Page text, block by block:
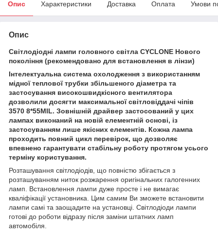
Опис Характеристики Доставка Оплата Умови
Опис
Світлодіодні лампи головного світла CYCLONE Нового
покоління (рекомендовано для встановлення в лінзи)
Інтелектуальна система охолодження з використанням
мідної теплової трубки збільшеного діаметра та
застосування високошвидкісного вентилятора
дозволили досягти максимальної світловіддачі чіпів
3570 8*55MIL. Зовнішній драйвер застосований у цих
лампах виконаний на новій елементній основі, із
застосуванням лише якісних елементів. Кожна лампа
проходить повний цикл перевірок, що дозволяє
впевнено гарантувати стабільну роботу протягом усього
терміну користування.
Розташування світлодіодів, що повністю збігається з
розташуванням ниток розжарення оригінальних галогенних
ламп. Встановлення лампи дуже просте і не вимагає
кваліфікації установника. Цим самим Ви зможете встановити
лампи самі та заощадите на установці. Світлодіоди лампи
готові до роботи відразу після заміни штатних ламп
автомобіля.